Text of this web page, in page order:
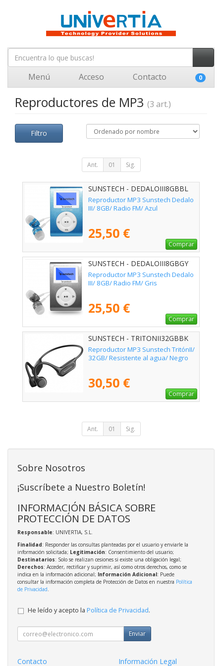
Menú Acceso Contacto 0
Reproductores de MP3 (3 art.)
Filtro
Ant. 01 Sig.
SUNSTECH - DEDALOIII8GBBL
Reproductor MP3 Sunstech Dedalo
III/ 8GB/ Radio FM/ Azul
25,50 €
Comprar
SUNSTECH - DEDALOIII8GBGY
Reproductor MP3 Sunstech Dedalo
III/ 8GB/ Radio FM/ Gris
25,50 €
Comprar
SUNSTECH - TRITONII32GBBK
Reproductor MP3 Sunstech TritónII/
32GB/ Resistente al agua/ Negro
30,50 €
Comprar
Ant. 01 Sig.
Sobre Nosotros
¡Suscríbete a Nuestro Boletín!
INFORMACIÓN BÁSICA SOBRE
PROTECCIÓN DE DATOS
Responsable: UNIVERTIA, S.L.
Finalidad: Responder las consultas planteadas por el usuario y enviarle la
información solicitada; Legitimación: Consentimiento del usuario;
Destinatarios: Solo se realizan cesiones si existe una obligación legal;
Derechos: Acceder, rectificar y suprimir, así como otros derechos, como se
indica en la información adicional; Información Adicional: Puede
consultar la información completa de Protección de Datos en nuestra Política
de Privacidad.
He leído y acepto la Política de Privacidad.
Enviar
Contacto Información Legal